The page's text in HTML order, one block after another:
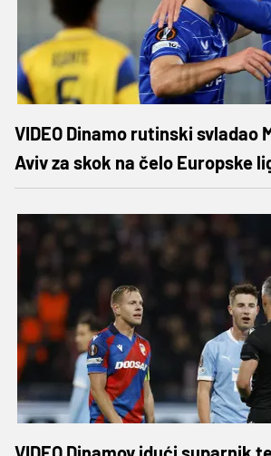
VIDEO Dinamo rutinski svladao
Aviv za skok na čelo Europske